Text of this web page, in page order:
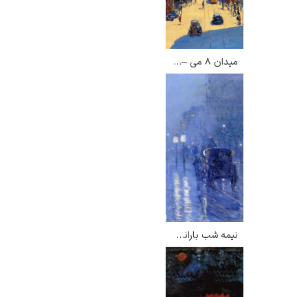
میدان ۸ می – فاستو سامپایو
نیمه شب بارانی – چایلد هسام